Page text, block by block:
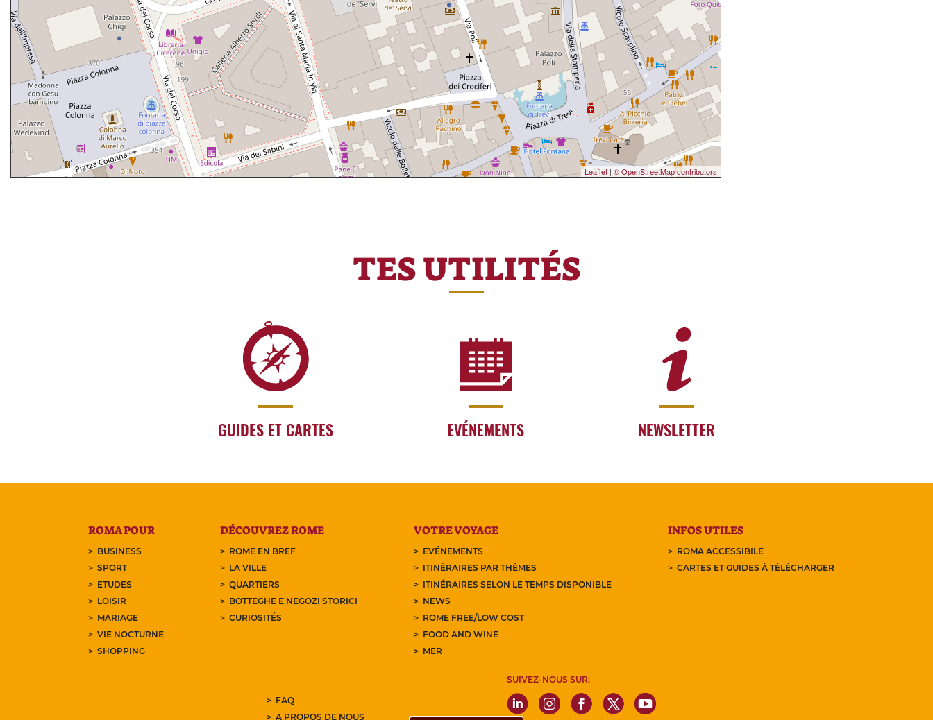
Leaflet | © OpenStreetMap contributors
TES UTILITÉS
GUIDES ET CARTES EVÉNEMENTS NEWSLETTER
ROMA POUR
BUSINESS
SPORT
ETUDES
LOISIR
MARIAGE
VIE NOCTURNE
SHOPPING
DÉCOUVREZ ROME
ROME EN BREF
LA VILLE
QUARTIERS
BOTTEGHE E NEGOZI STORICI
CURIOSITÉS
VOTRE VOYAGE
EVÉNEMENTS
ITINÉRAIRES PAR THÈMES
ITINÉRAIRES SELON LE TEMPS DISPONIBLE
NEWS
ROME FREE/LOW COST
FOOD AND WINE
MER
INFOS UTILES
ROMA ACCESSIBILE
CARTES ET GUIDES À TÉLÉCHARGER
FAQ
A PROPOS DE NOUS
SUIVEZ-NOUS SUR: